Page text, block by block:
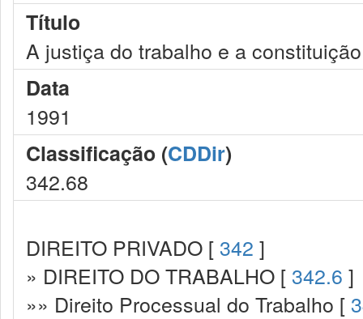
Título
A justiça do trabalho e a constituição
Data
1991
Classificação (CDDir)
342.68
DIREITO PRIVADO [ 342 ]
» DIREITO DO TRABALHO [ 342.6 ]
»» Direito Processual do Trabalho [